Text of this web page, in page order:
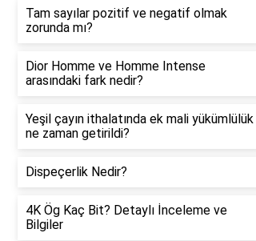
Tam sayılar pozitif ve negatif olmak
zorunda mı?
Dior Homme ve Homme Intense
arasındaki fark nedir?
Yeşil çayın ithalatında ek mali yükümlülük
ne zaman getirildi?
Dispeçerlik Nedir?
4K Ög Kaç Bit? Detaylı İnceleme ve
Bilgiler